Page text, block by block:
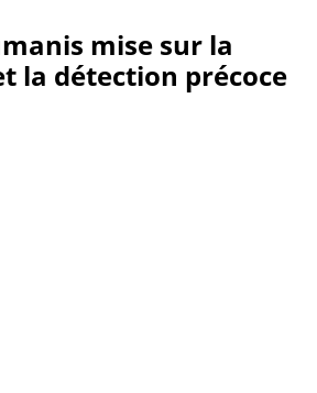
mise sur la
la détection précoce